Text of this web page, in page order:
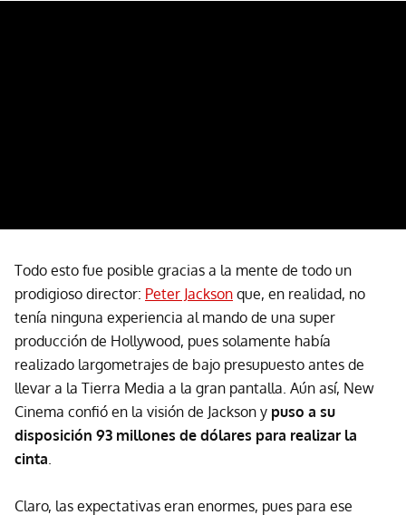
Todo esto fue posible gracias a la mente de todo un
prodigioso director: Peter Jackson que, en realidad, no
tenía ninguna experiencia al mando de una super
producción de Hollywood, pues solamente había
realizado largometrajes de bajo presupuesto antes de
llevar a la Tierra Media a la gran pantalla. Aún así, New
Cinema confió en la visión de Jackson y puso a su
disposición 93 millones de dólares para realizar la
cinta.
Claro, las expectativas eran enormes, pues para ese